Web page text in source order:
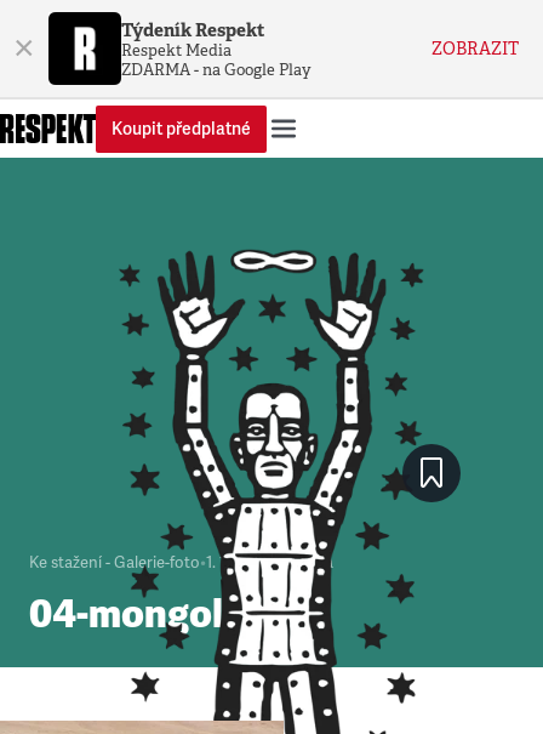
× Týdeník Respekt
Respekt Media
ZDARMA - na Google Play
ZOBRAZIT
Koupit předplatné
Ke stažení - Galerie-foto•1. 1. 2000•1minuta
04-mongolsko